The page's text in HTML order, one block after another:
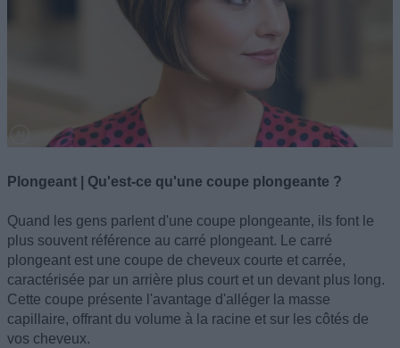
Plongeant | Qu'est-ce qu'une coupe plongeante ?
Quand les gens parlent d'une coupe plongeante, ils font le
plus souvent référence au carré plongeant. Le carré
plongeant est une coupe de cheveux courte et carrée,
caractérisée par un arrière plus court et un devant plus long.
Cette coupe présente l'avantage d'alléger la masse
capillaire, offrant du volume à la racine et sur les côtés de
vos cheveux.